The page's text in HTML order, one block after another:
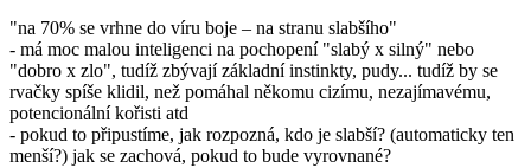
"na 70% se vrhne do víru boje – na stranu slabšího"
- má moc malou inteligenci na pochopení "slabý x silný" nebo
"dobro x zlo", tudíž zbývají základní instinkty, pudy... tudíž by se
rvačky spíše klidil, než pomáhal někomu cizímu, nezajímavému,
potencionální kořisti atd
- pokud to připustíme, jak rozpozná, kdo je slabší? (automaticky ten
menší?) jak se zachová, pokud to bude vyrovnané?